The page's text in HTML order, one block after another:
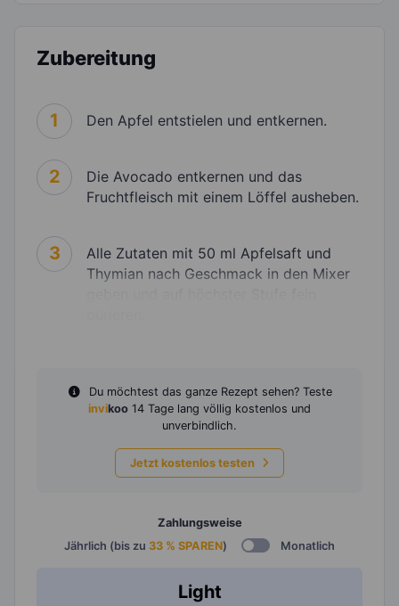
Zubereitung
1 Den Apfel entstielen und entkernen.
2
Die Avocado entkernen und das
Fruchtfleisch mit einem Löffel ausheben.
3
Alle Zutaten mit 50 ml Apfelsaft und
Thymian nach Geschmack in den Mixer
Du möchtest das ganze Rezept sehen? Teste
invikoo 14 Tage lang völlig kostenlos und
unverbindlich.
Jetzt kostenlos testen
Zahlungsweise
Jährlich (bis zu 33 % SPAREN) Monatlich
Light